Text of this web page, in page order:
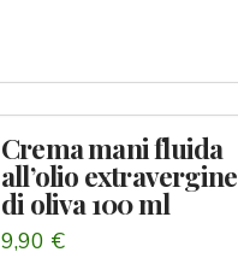
Crema mani fluida
all’olio extravergine
di oliva 100 ml
9,90 €